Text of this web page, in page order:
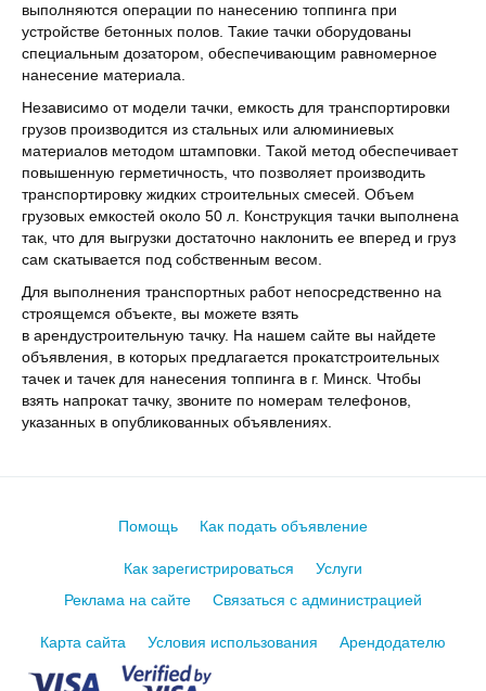
выполняются операции по нанесению топпинга при
устройстве бетонных полов. Такие тачки оборудованы
специальным дозатором, обеспечивающим равномерное
нанесение материала.
Независимо от модели тачки, емкость для транспортировки
грузов производится из стальных или алюминиевых
материалов методом штамповки. Такой метод обеспечивает
повышенную герметичность, что позволяет производить
транспортировку жидких строительных смесей. Объем
грузовых емкостей около 50 л. Конструкция тачки выполнена
так, что для выгрузки достаточно наклонить ее вперед и груз
сам скатывается под собственным весом.
Для выполнения транспортных работ непосредственно на
строящемся объекте, вы можете взять
в арендустроительную тачку. На нашем сайте вы найдете
объявления, в которых предлагается прокатстроительных
тачек и тачек для нанесения топпинга в г. Минск. Чтобы
взять напрокат тачку, звоните по номерам телефонов,
указанных в опубликованных объявлениях.
Помощь Как подать объявление
Как зарегистрироваться
Услуги
Реклама на сайте
Связаться с администрацией
Карта сайта Условия использования Арендодателю